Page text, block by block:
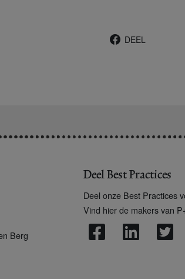
DEEL
Berg
Deel Best Practices
Deel onze Best Practices
Vind hier de makers van